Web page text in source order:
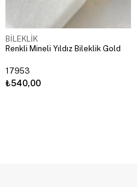
BİLEKLİK
Renkli Mineli Yıldız Bileklik Gold
17953
₺540,00